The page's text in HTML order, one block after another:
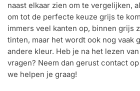
naast elkaar zien om te vergelijken,
om tot de perfecte keuze grijs te
immers veel kanten op, binnen grijs
tinten, maar het wordt ook nog vaak
andere kleur. Heb je na het lezen
vragen? Neem dan gerust contact
we helpen je graag!